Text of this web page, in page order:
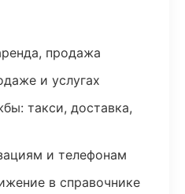
продажа
и услугах
такси, доставка,
и телефонам
в справочнике